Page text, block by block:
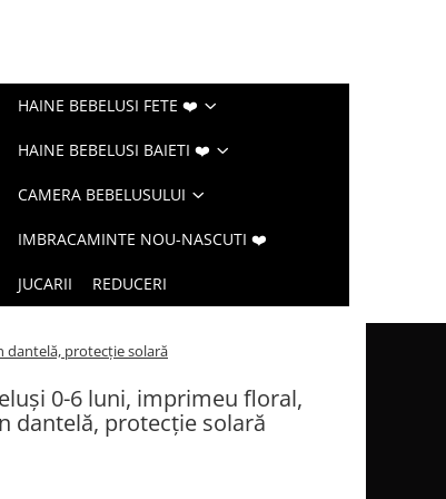
HAINE BEBELUSI FETE ❤️
HAINE BEBELUSI BAIETI ❤️
CAMERA BEBELUSULUI
IMBRACAMINTE NOU-NASCUTI ❤️
JUCARII REDUCERI
dantelă, protecție solară
0-6 luni, imprimeu floral,
dantelă, protecție solară